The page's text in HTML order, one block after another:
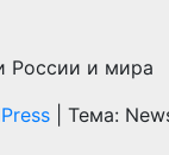
России и мира
Тема: